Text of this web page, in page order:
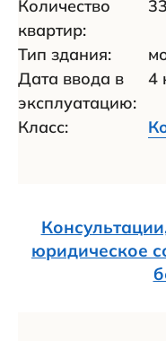
Количество
квартир:
Тип здания:
Дата ввода в
эксплуатацию:
4
Класс:
юридическое